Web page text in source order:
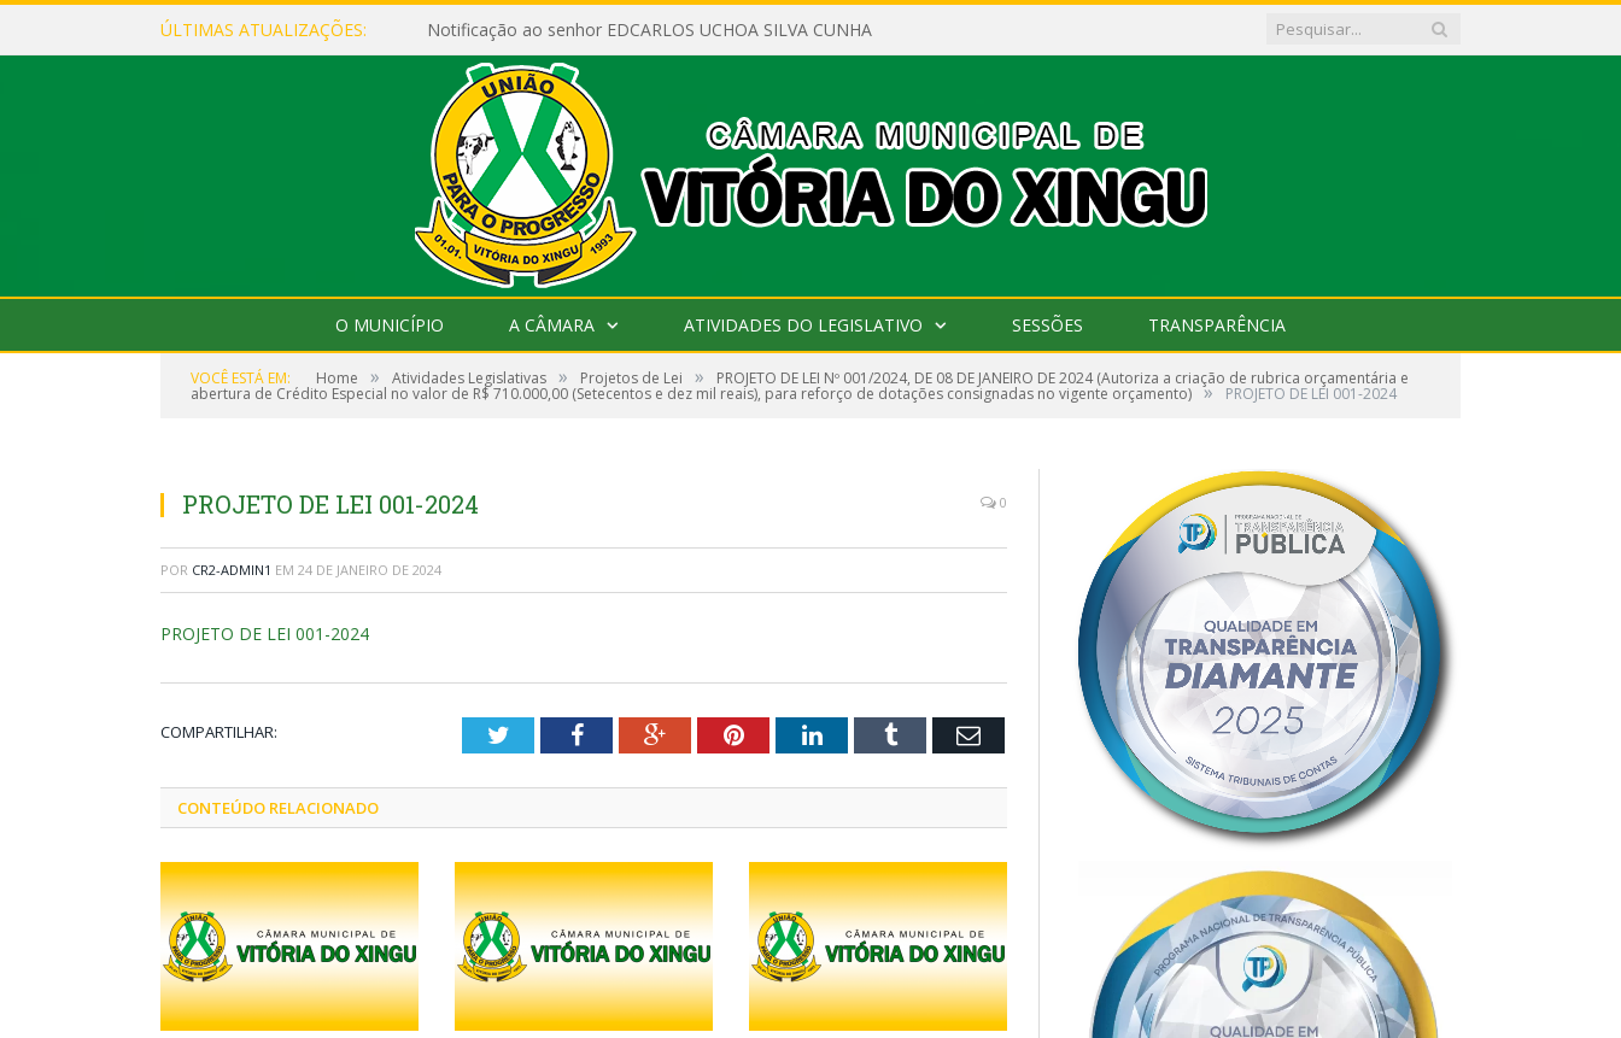
ÚLTIMAS ATUALIZAÇÕES: Notificação ao senhor EDCARLOS UCHOA SILVA CUNHA
O MUNICÍPIO A CÂMARA ATIVIDADES DO LEGISLATIVO SESSÕES TRANSPARÊNCIA
VOCÊ ESTÁ EM: Home » Atividades Legislativas » Projetos de Lei » PROJETO DE LEI Nº 001/2024, DE 08 DE JANEIRO DE 2024 (Autoriza a criação de rubrica orçamentária e
abertura de Crédito Especial no valor de R$ 710.000,00 (Setecentos e dez mil reais), para reforço de dotações consignadas no vigente orçamento) » PROJETO DE LEI 001-2024
PROJETO DE LEI 001-2024 0
POR CR2-ADMIN1 EM 24 DE JANEIRO DE 2024
PROJETO DE LEI 001-2024
COMPARTILHAR: TwitterFacebookGoogle+PinterestLinkedInTumblr Email
CONTEÚDO RELACIONADO